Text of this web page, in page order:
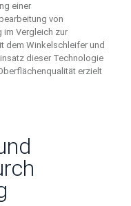
einer
von
im Vergleich zur
dem Winkelschleifer und
dieser Technologie
erzielt